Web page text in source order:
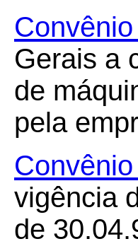
Gerais a
de
pela
vigência
de